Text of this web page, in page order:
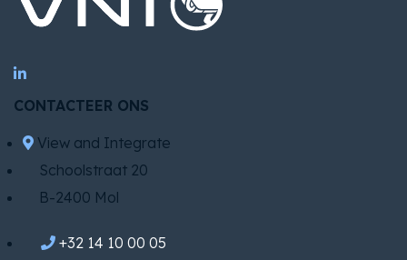
CONTACTEER ONS
View and Integrate
Schoolstraat 20
B-2400 Mol
+32 14 10 00 05